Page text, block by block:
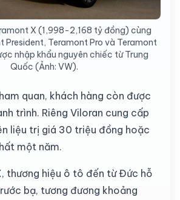
X (1,998-2,168 tỷ đồng) cùng
President, Teramont Pro và Teramont
nhập khẩu nguyên chiếc từ Trung
Quốc (Ảnh: VW).
quan, khách hàng còn được
trình. Riêng Viloran cung cấp
liệu trị giá 30 triệu đồng hoặc
một năm.
thương hiệu ô tô đến từ Đức hỗ
bạ, tương đương khoảng